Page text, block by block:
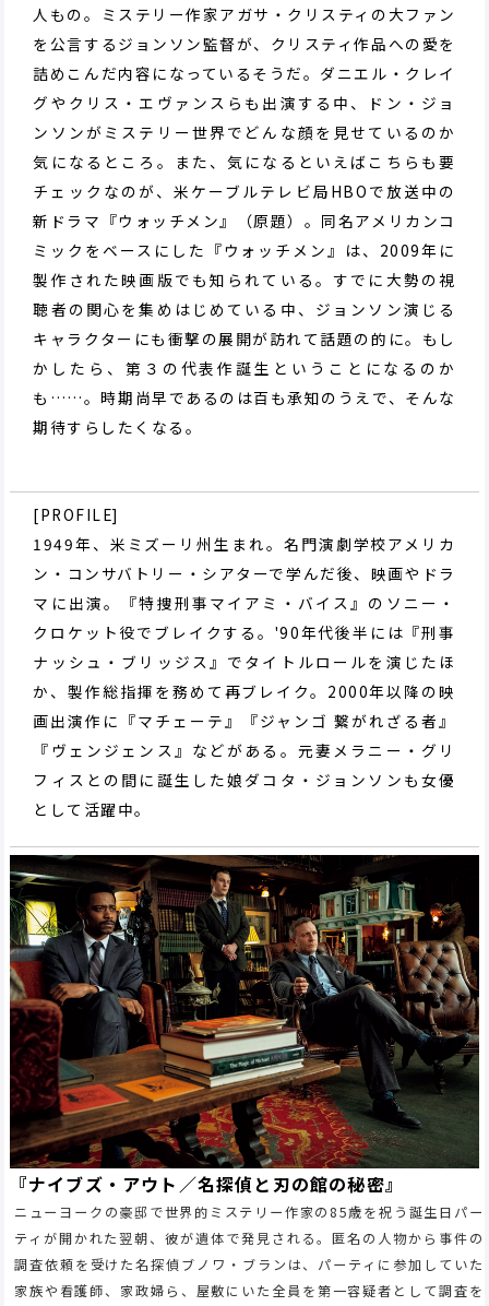
人もの。ミステリー作家アガサ・クリスティの大ファン
を公言するジョンソン監督が、クリスティ作品への愛を
詰めこんだ内容になっているそうだ。ダニエル・クレイ
グやクリス・エヴァンスらも出演する中、ドン・ジョ
ンソンがミステリー世界でどんな顔を見せているのか
気になるところ。また、気になるといえばこちらも要
チェックなのが、米ケーブルテレビ局HBOで放送中の
新ドラマ『ウォッチメン』（原題）。同名アメリカンコ
ミックをベースにした『ウォッチメン』は、2009年に
製作された映画版でも知られている。すでに大勢の視
聴者の関心を集めはじめている中、ジョンソン演じる
キャラクターにも衝撃の展開が訪れて話題の的に。もし
かしたら、第３の代表作誕生ということになるのか
も……。時期尚早であるのは百も承知のうえで、そんな
期待すらしたくなる。
[PROFILE]
1949年、米ミズーリ州生まれ。名門演劇学校アメリカ
ン・コンサバトリー・シアターで学んだ後、映画やドラ
マに出演。『特捜刑事マイアミ・バイス』のソニー・
クロケット役でブレイクする。'90年代後半には『刑事
ナッシュ・ブリッジス』でタイトルロールを演じたほ
か、製作総指揮を務めて再ブレイク。2000年以降の映
画出演作に『マチェーテ』『ジャンゴ 繋がれざる者』
『ヴェンジェンス』などがある。元妻メラニー・グリ
フィスとの間に誕生した娘ダコタ・ジョンソンも女優
として活躍中。
『ナイブズ・アウト／名探偵と刃の館の秘密』
ニューヨークの豪邸で世界的ミステリー作家の85歳を祝う誕生日パー
ティが開かれた翌朝、彼が遺体で発見される。匿名の人物から事件の
調査依頼を受けた名探偵ブノワ・ブランは、パーティに参加していた
家族や看護師、家政婦ら、屋敷にいた全員を第一容疑者として調査を